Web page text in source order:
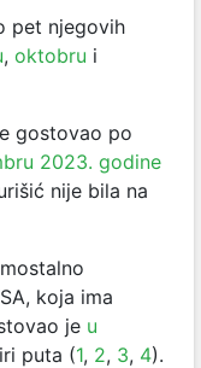
pet njegovih
, oktobru i
gostovao po
2023. godine
nije bila na
koja ima
je u
puta (1, 2, 3, 4).